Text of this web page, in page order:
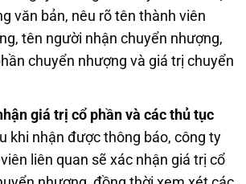
văn bản, nêu rõ tên thành viên
tên người nhận chuyển nhượng,
chuyển nhượng và giá trị chuyển
giá trị cổ phần và các thủ tục
khi nhận được thông báo, công ty
liên quan sẽ xác nhận giá trị cổ